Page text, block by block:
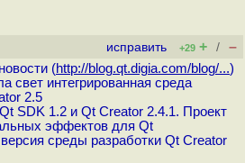
исправить +29 + / –
(http://blog.qt.digia.com/blog/...)
свет интегрированная среда
2.5
SDK 1.2 и Qt Creator 2.4.1. Проект
эффектов для Qt
среды разработки Qt Creator